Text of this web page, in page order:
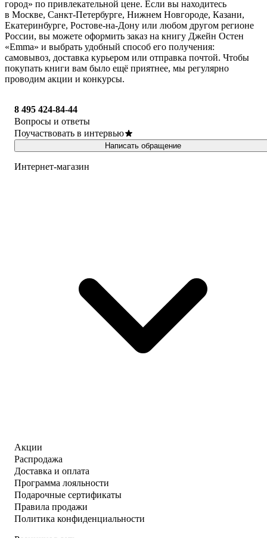
город» по привлекательной цене. Если вы находитесь
в Москве, Санкт-Петербурге, Нижнем Новгороде, Казани,
Екатеринбурге, Ростове-на-Дону или любом другом регионе
России, вы можете оформить заказ на книгу Джейн Остен
«Emma» и выбрать удобный способ его получения:
самовывоз, доставка курьером или отправка почтой. Чтобы
покупать книги вам было ещё приятнее, мы регулярно
проводим акции и конкурсы.
8 495 424-84-44
Вопросы и ответы
Поучаствовать в интервью
Написать обращение
Интернет-магазин
Акции
Распродажа
Доставка и оплата
Программа лояльности
Подарочные сертификаты
Правила продажи
Политика конфиденциальности